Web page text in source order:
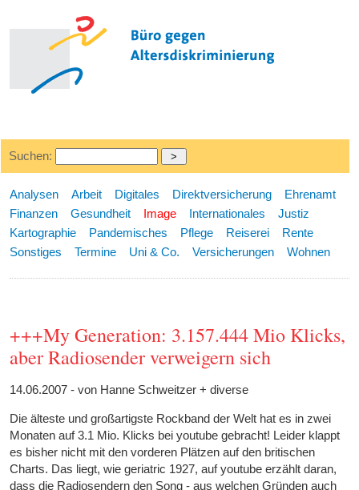
Suchen:
Analysen Arbeit Digitales Direktversicherung
Ehrenamt
Finanzen
Gesundheit Image Internationales
Justiz
Kartographie
Pandemisches Pflege Reiserei
Rente
Sonstiges
Termine Uni & Co. Versicherungen Wohnen
+++My Generation: 3.157.444 Mio Klicks,
aber Radiosender verweigern sich
14.06.2007 - von Hanne Schweitzer + diverse
Die älteste und großartigste Rockband der Welt hat es in zwei
Monaten auf 3.1 Mio. Klicks bei youtube gebracht! Leider klappt
es bisher nicht mit den vorderen Plätzen auf den britischen
Charts. Das liegt, wie geriatric 1927, auf youtube erzählt daran,
dass die Radiosendern den Song - aus welchen Gründen auch